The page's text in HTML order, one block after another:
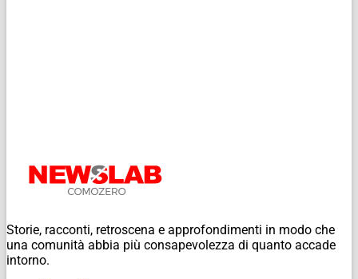
Storie, racconti, retroscena e approfondimenti in modo che
una comunità abbia più consapevolezza di quanto accade
intorno.